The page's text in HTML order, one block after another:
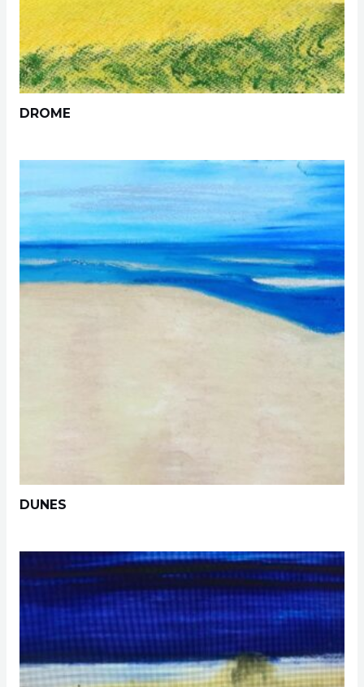
DROME
DUNES